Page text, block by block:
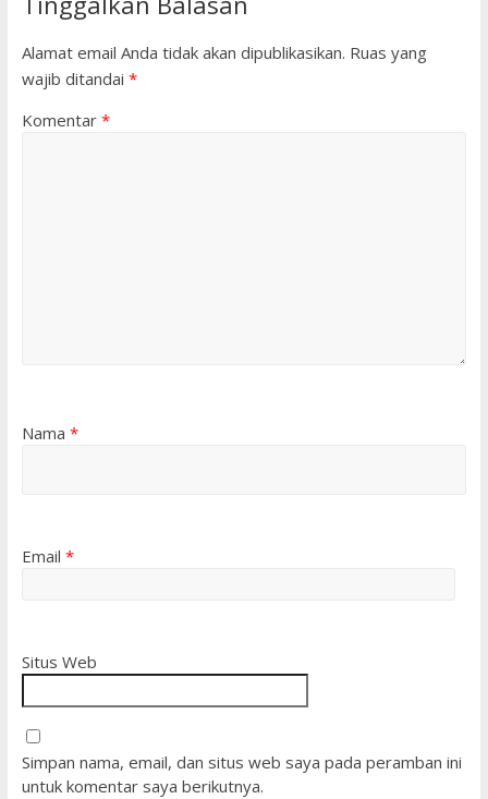
Alamat email Anda tidak akan dipublikasikan. Ruas yang
wajib ditandai *
Komentar *
Nama *
Email *
Situs Web
Simpan nama, email, dan situs web saya pada peramban ini
untuk komentar saya berikutnya.